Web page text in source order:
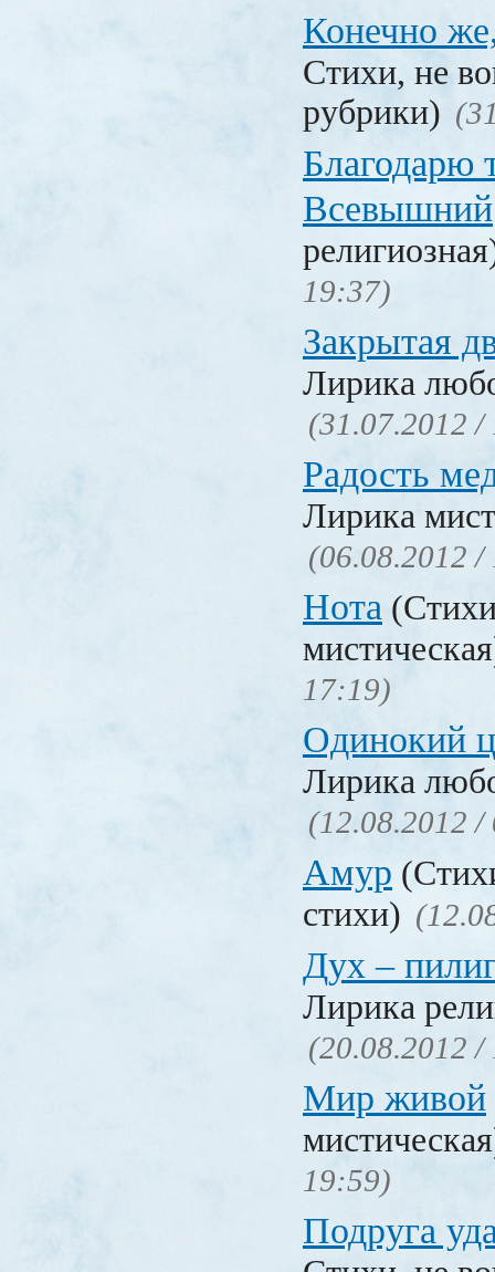
Конечно
Стихи, не
рубрики)
Благодарю
Всевышний
19:37)
Закрытая
Лирика
(31.07.2012 /
Радость
Лирика
(06.08.2012 /
Нота
17:19)
Одинокий
Лирика
(12.08.2012 /
Амур
стихи)
Дух –
Лирика
(20.08.2012 /
Мир живой
19:59)
Подруга